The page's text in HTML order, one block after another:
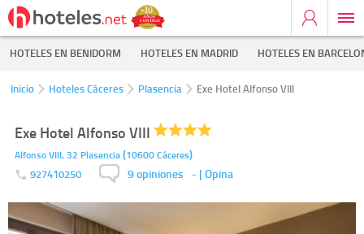
HOTELES EN BENIDORM HOTELES EN MADRID HOTELES EN
Inicio Hoteles Cáceres Plasencia Exe Hotel Alfonso VIII
Exe Hotel Alfonso VIII
Alfonso VIII, 32 Plasencia(10600Cáceres)
927410250 9 opiniones - | Opina